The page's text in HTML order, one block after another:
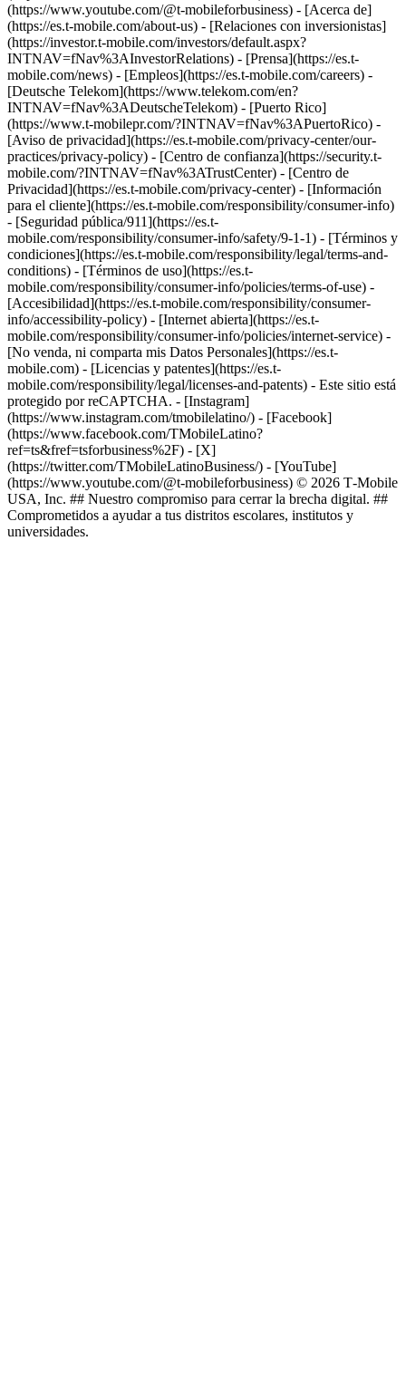
(https://www.youtube.com/@t-mobileforbusiness) - [Acerca de]
(https://es.t-mobile.com/about-us) - [Relaciones con inversionistas]
(https://investor.t-mobile.com/investors/default.aspx?
INTNAV=fNav%3AInvestorRelations) - [Prensa](https://es.t-
mobile.com/news) - [Empleos](https://es.t-mobile.com/careers) -
[Deutsche Telekom](https://www.telekom.com/en?
INTNAV=fNav%3ADeutscheTelekom) - [Puerto Rico]
(https://www.t-mobilepr.com/?INTNAV=fNav%3APuertoRico) -
[Aviso de privacidad](https://es.t-mobile.com/privacy-center/our-
practices/privacy-policy) - [Centro de confianza](https://security.t-
mobile.com/?INTNAV=fNav%3ATrustCenter) - [Centro de
Privacidad](https://es.t-mobile.com/privacy-center) - [Información
para el cliente](https://es.t-mobile.com/responsibility/consumer-info)
- [Seguridad pública/911](https://es.t-
mobile.com/responsibility/consumer-info/safety/9-1-1) - [Términos y
condiciones](https://es.t-mobile.com/responsibility/legal/terms-and-
conditions) - [Términos de uso](https://es.t-
mobile.com/responsibility/consumer-info/policies/terms-of-use) -
[Accesibilidad](https://es.t-mobile.com/responsibility/consumer-
info/accessibility-policy) - [Internet abierta](https://es.t-
mobile.com/responsibility/consumer-info/policies/internet-service) -
[No venda, ni comparta mis Datos Personales](https://es.t-
mobile.com) - [Licencias y patentes](https://es.t-
mobile.com/responsibility/legal/licenses-and-patents) - Este sitio está
protegido por reCAPTCHA. - [Instagram]
(https://www.instagram.com/tmobilelatino/) - [Facebook]
(https://www.facebook.com/TMobileLatino?
ref=ts&fref=tsforbusiness%2F) - [X]
(https://twitter.com/TMobileLatinoBusiness/) - [YouTube]
(https://www.youtube.com/@t-mobileforbusiness) © 2026 T‑Mobile
USA, Inc. ## Nuestro compromiso para cerrar la brecha digital. ##
Comprometidos a ayudar a tus distritos escolares, institutos y
universidades.